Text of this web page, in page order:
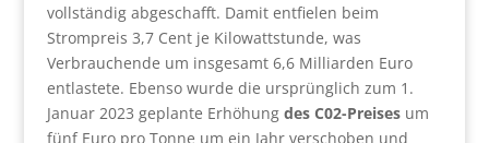
vollständig abgeschafft. Damit entfielen beim
Strompreis 3,7 Cent je Kilowattstunde, was
Verbrauchende um insgesamt 6,6 Milliarden Euro
entlastete. Ebenso wurde die ursprünglich zum 1.
Januar 2023 geplante Erhöhung des C02-Preisesum
fünf Euro pro Tonne um ein Jahr verschoben und